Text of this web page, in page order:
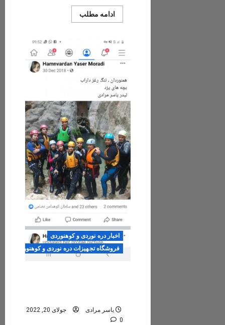
ادامه مطلب
more
اینستاگرام
همنوردان
اخبار دره نوردی و کوهنوردی
فروشگاه تجهیزات دره نوردی و کوهنوردی
یاسر مرادی
جولای 20, 2022
0